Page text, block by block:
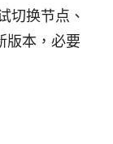
切换节点、
版本，必要